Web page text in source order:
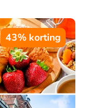
43% korting